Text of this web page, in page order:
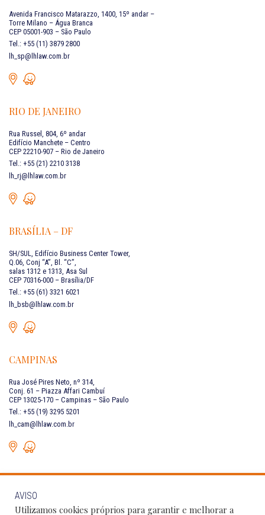
Avenida Francisco Matarazzo, 1400, 15º andar –
Torre Milano – Água Branca
CEP 05001-903 – São Paulo
Tel.: +55 (11) 3879 2800
lh_sp@lhlaw.com.br
RIO DE JANEIRO
Rua Russel, 804, 6º andar
Edifício Manchete – Centro
CEP 22210-907 – Rio de Janeiro
Tel.: +55 (21) 2210 3138
lh_rj@lhlaw.com.br
BRASÍLIA – DF
SH/SUL, Edifício Business Center Tower,
Q.06, Conj “A”, Bl. “C”,
salas 1312 e 1313, Asa Sul
CEP 70316-000 – Brasília/DF
Tel.: +55 (61) 3321 6021
lh_bsb@lhlaw.com.br
CAMPINAS
Rua José Pires Neto, nº 314,
Conj. 61 – Piazza Affari Cambuí
CEP 13025-170 – Campinas – São Paulo
Tel.: +55 (19) 3295 5201
lh_cam@lhlaw.com.br
FALE CONOSCO
AVISO
Utilizamos cookies próprios para garantir e melhorar a